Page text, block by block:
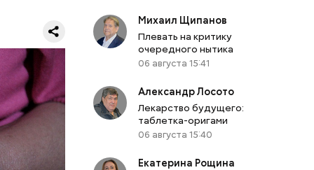
Михаил Щипанов
Плевать на критику
очередного нытика
06 августа 15:41
Александр Лосото
Лекарство будущего:
таблетка-оригами
06 августа 15:40
Екатерина Рощина